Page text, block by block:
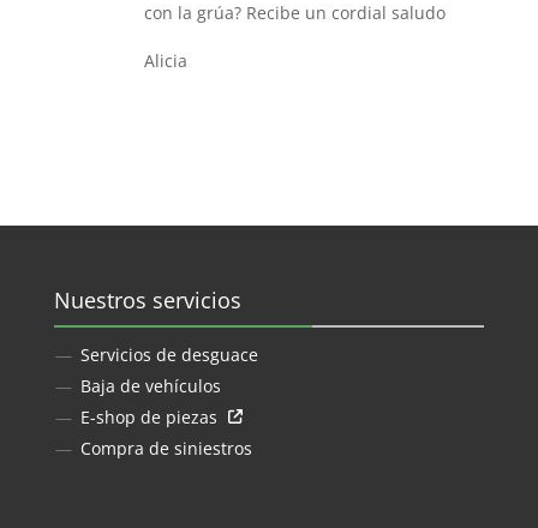
con la grúa? Recibe un cordial saludo
Alicia
Nuestros servicios
Servicios de desguace
Baja de vehículos
E-shop de piezas
Compra de siniestros